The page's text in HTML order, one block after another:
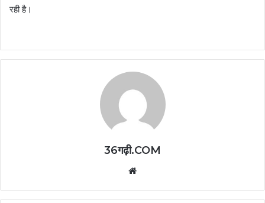
रही है।
36गढ़ी.COM